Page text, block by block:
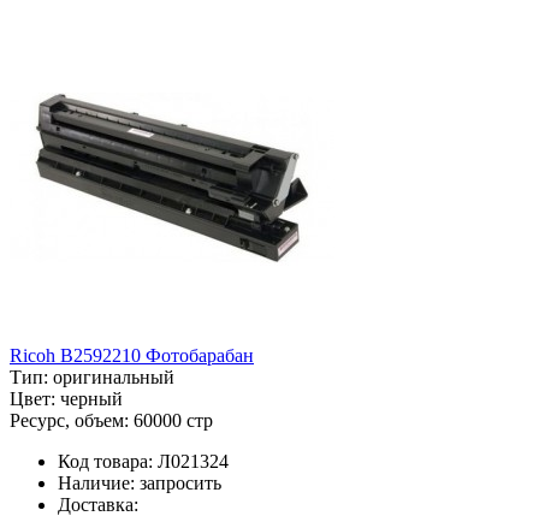
Ricoh B2592210 Фотобарабан
Тип: оригинальный
Цвет: черный
Ресурс, объем: 60000 стр
Код товара: Л021324
Наличие: запросить
Доставка: